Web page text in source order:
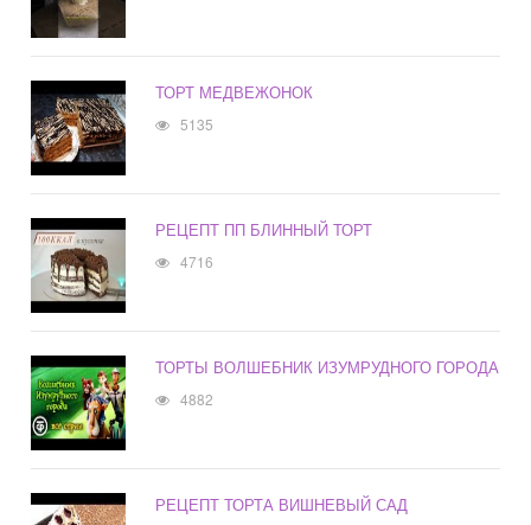
ТОРТ МЕДВЕЖОНОК
5135
РЕЦЕПТ ПП БЛИННЫЙ ТОРТ
4716
ТОРТЫ ВОЛШЕБНИК ИЗУМРУДНОГО ГОРОДА
4882
РЕЦЕПТ ТОРТА ВИШНЕВЫЙ САД